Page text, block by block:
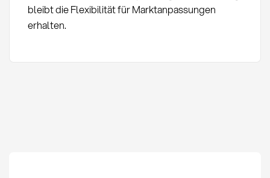
bleibt die Flexibilität für Marktanpassungen
erhalten.